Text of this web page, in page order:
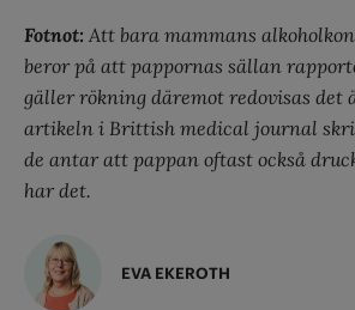
Fotnot: Att bara mammans
beror på att pappornas sällan
gäller rökning däremot redovisas det
artikeln i Brittish medical journal
de antar att pappan oftast också
har det.
EVA EKEROTH